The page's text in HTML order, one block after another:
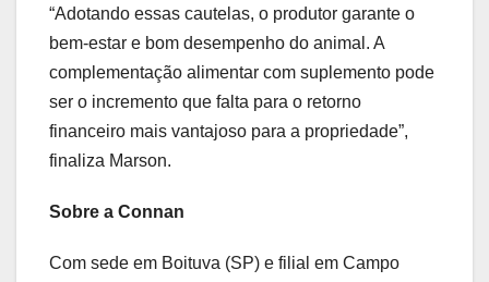
“Adotando essas cautelas, o produtor garante o
bem-estar e bom desempenho do animal. A
complementação alimentar com suplemento pode
ser o incremento que falta para o retorno
financeiro mais vantajoso para a propriedade”,
finaliza Marson.
Sobre a Connan
Com sede em Boituva (SP) e filial em Campo